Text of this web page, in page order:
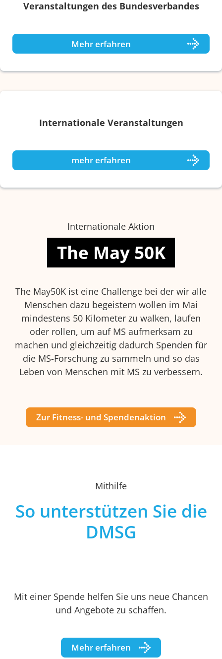
Veranstaltungen des Bundesverbandes
Mehr erfahren
Internationale Veranstaltungen
mehr erfahren
Internationale Aktion
The May 50K
The May50K ist eine Challenge bei der wir alle
Menschen dazu begeistern wollen im Mai
mindestens 50 Kilometer zu walken, laufen
oder rollen, um auf MS aufmerksam zu
machen und gleichzeitig dadurch Spenden für
die MS-Forschung zu sammeln und so das
Leben von Menschen mit MS zu verbessern.
Zur Fitness- und Spendenaktion
Mithilfe
So unterstützen Sie die
DMSG
Mit einer Spende helfen Sie uns neue Chancen
und Angebote zu schaffen.
Mehr erfahren